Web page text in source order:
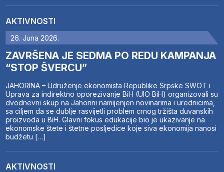
AKTIVNOSTI
26. Juna 2026.
ZAVRŠENA JE SEDMA PO REDU KAMPANJA
“STOP ŠVERCU”
JAHORINA – Udruženje ekonomista Republike Srpske SWOT i
Uprava za indirektno oporezivanje BiH (UIO BiH) organizovali su
dvodnevni skup na Jahorini namijenjen novinarima i urednicima,
sa ciljem da se dublje rasvijetli problem crnog tržišta duvanskih
proizvoda u BiH. Glavni fokus edukacije bio je ukazivanje na
ekonomske štete i štetne posljedice koje siva ekonomija nanosi
budžetu […]
AKTIVNOSTI